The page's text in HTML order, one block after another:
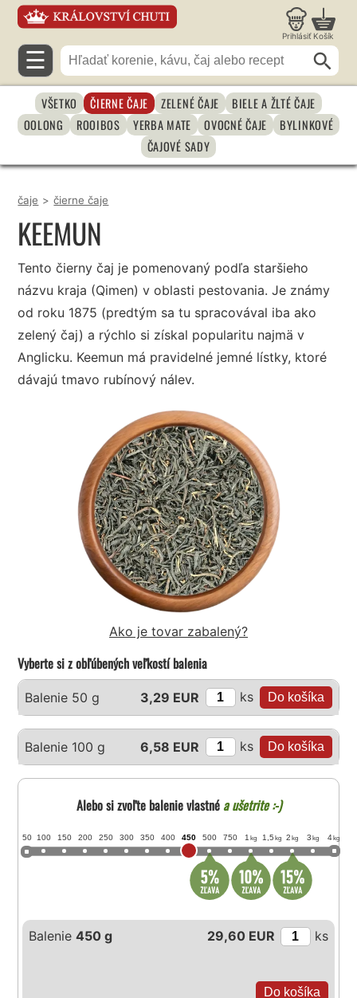
Prihlásiť Košík
☰
VŠETKO ČIERNE ČAJE ZELENÉ ČAJE
BIELE A ŽLTÉ ČAJE
OOLONG
ROOIBOS YERBA MATE OVOCNÉ ČAJE
BYLINKOVÉ
ČAJOVÉ SADY
čaje > čierne čaje
KEEMUN
Tento čierny čaj je pomenovaný podľa staršieho
názvu kraja (Qimen) v oblasti pestovania. Je známy
od roku 1875 (predtým sa tu spracovával iba ako
zelený čaj) a rýchlo si získal popularitu najmä v
Anglicku. Keemun má pravidelné jemné lístky, ktoré
dávajú tmavo rubínový nálev.
Ako je tovar zabalený?
Vyberte si z obľúbených veľkostí balenia
Balenie 50 g 3,29 EUR ks
Balenie 100 g 6,58 EUR ks
Alebo si zvoľte balenie vlastnéa ušetrite :-)
50 100 150 200 250 300 350 400 450 500 750 1 kg 1,5 kg 2 kg 3 kg 4kg
Balenie450 g 29,60 EUR ks